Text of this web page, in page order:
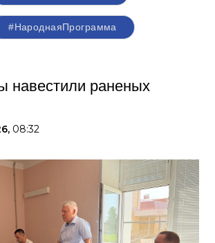
#НароднаяПрограмма
навестили раненых
08:32